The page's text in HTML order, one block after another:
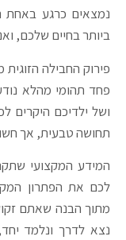
נמצאים כרגע באחת
ביותר בחיים שלכם,
פירוק החבילה
פחד תהומי מהלא
ושל ילדיכם היקרים
תחושה טבעית, אך
המידע המקצועי
לכם את הפתרון
מתוך הבנה שאתם
נצא לדרך ונלמד